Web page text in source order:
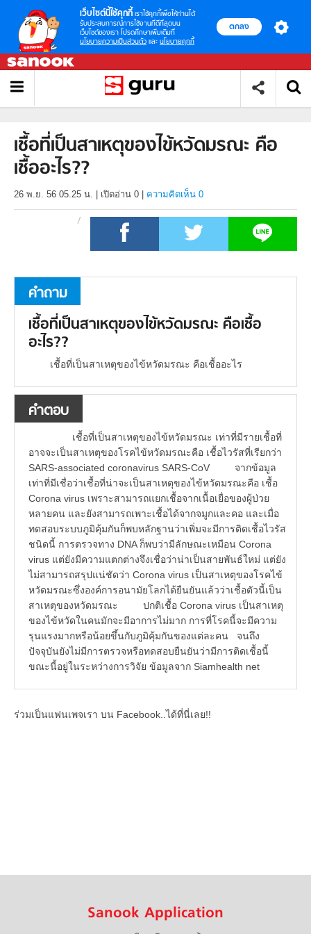
เว็บไซต์นี้ใช้คุกกี้ เราใช้คุกกี้เพื่อให้ท่านได้
รับประสบการณ์การใช้งานที่ดีที่สุดบน
เว็บไซต์ของเรา โปรดศึกษาเพิ่มเติมที่
นโยบายความเป็นส่วนตัว และ นโยบายคุกกี้
ตกลง
เชื้อที่เป็นสาเหตุของไข้หวัดมรณะ คือ
เชื้ออะไร??
26 พ.ย. 56 05.25 น. เปิดอ่าน 0 ความคิดเห็น 0
คำถาม
เชื้อที่เป็นสาเหตุของไข้หวัดมรณะ คือเชื้อ
อะไร??
เชื้อที่เป็นสาเหตุของไข้หวัดมรณะ คือเชื้ออะไร
คำตอบ
เชื้อที่เป็นสาเหตุของไข้หวัดมรณะ เท่าที่มีรายเชื้อที่
อาจจะเป็นสาเหตุของโรคไข้หวัดมรณะคือ เชื้อไวรัสที่เรียกว่า
SARS-associated coronavirus SARS-CoV จากข้อมูล
เท่าที่มีเชื่อว่าเชื้อที่น่าจะเป็นสาเหตุของไข้หวัดมรณะคือ เชื้อ
Corona virus เพราะสามารถแยกเชื้อจากเนื้อเยื่อของผู้ป่วย
หลายคน และยังสามารถเพาะเชื้อได้จากจมูกและคอ และเมื่อ
ทดสอบระบบภูมิคุ้มกันก็พบหลักฐานว่าเพิ่มจะมีการติดเชื้อไวรัส
ชนิดนี้ การตรวจทาง DNA ก็พบว่ามีลักษณะเหมือน Corona
virus แต่ยังมีความแตกต่างจึงเชื่อว่าน่าเป็นสายพันธ์ใหม่ แต่ยัง
ไม่สามารถสรุปแน่ชัดว่า Corona virus เป็นสาเหตุของโรคไข้
หวัดมรณะซึ่งองค์การอนามัยโลกได้ยืนยันแล้วว่าเชื้อตัวนี้เป็น
สาเหตุของหวัดมรณะ ปกติเชื้อ Corona virus เป็นสาเหตุ
ของไข้หวัดในคนมักจะมีอาการไม่มาก การที่โรคนี้จะมีความ
รุนแรงมากหรือน้อยขึ้นกับภูมิคุ้มกันของแต่ละคน จนถึง
ปัจจุบันยังไม่มีการตรวจหรือทดสอบยืนยันว่ามีการติดเชื้อนี้
ขณะนี้อยู่ในระหว่างการวิจัย ข้อมูลจาก Siamhealth net
ร่วมเป็นแฟนเพจเรา บน Facebook..ได้ที่นี่เลย!!
Sanook Application